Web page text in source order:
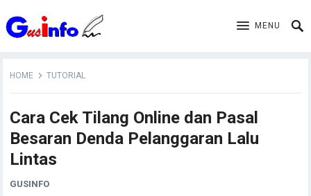
MENU
HOME TUTORIAL
Cara Cek Tilang Online dan Pasal
Besaran Denda Pelanggaran Lalu
Lintas
GUSINFO